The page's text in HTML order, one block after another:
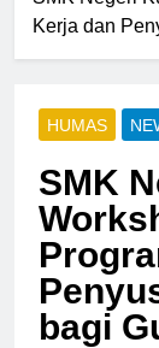
Kerja dan
HUMAS
SMK
bagi